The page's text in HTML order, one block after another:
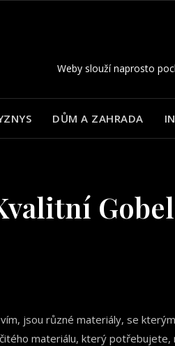
Weby slouží naprosto
DŮM A ZAHRADA
vím, jsou různé materiály, se
materiálu, který potřebujete,